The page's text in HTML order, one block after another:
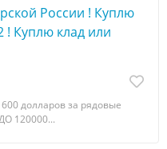
России ! Куплю
! Куплю клад или
долларов за рядовые
120000...